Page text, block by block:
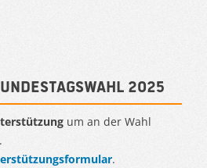
2025
um an der Wahl
.